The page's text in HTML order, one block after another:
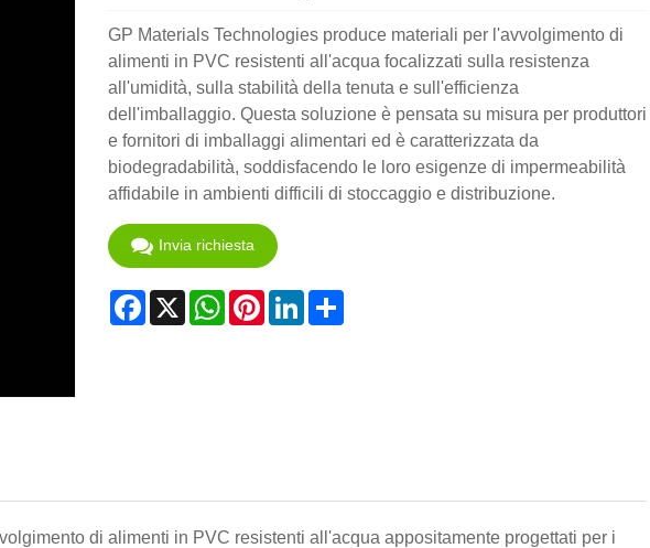
GP Materials Technologies produce materiali per l'avvolgimento di
alimenti in PVC resistenti all'acqua focalizzati sulla resistenza
all'umidità, sulla stabilità della tenuta e sull'efficienza
dell'imballaggio. Questa soluzione è pensata su misura per produttori
e fornitori di imballaggi alimentari ed è caratterizzata da
biodegradabilità, soddisfacendo le loro esigenze di impermeabilità
affidabile in ambienti difficili di stoccaggio e distribuzione.
Invia richiesta
Facebook
X WhatsApp
PinterestLinkedInShare
di alimenti in PVC resistenti all'acqua appositamente progettati per i